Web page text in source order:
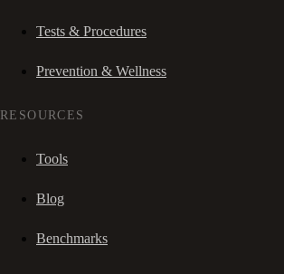
Tests & Procedures
Prevention & Wellness
RESOURCES
Tools
Blog
Benchmarks